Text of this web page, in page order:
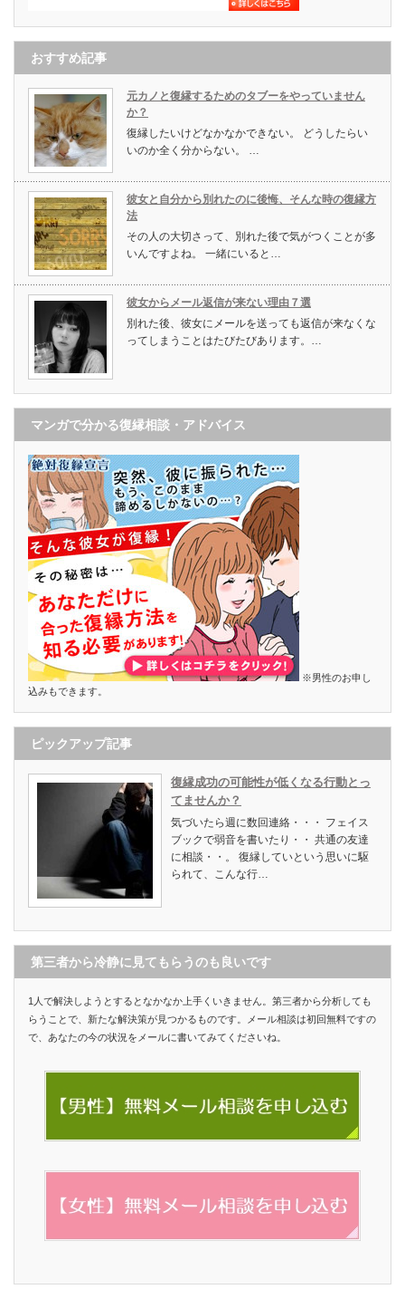
おすすめ記事
元カノと復縁するためのタブーをやっていません
か？
復縁したいけどなかなかできない。 どうしたらい
いのか全く分からない。 …
彼女と自分から別れたのに後悔、そんな時の復縁方
法
その人の大切さって、別れた後で気がつくことが多
いんですよね。 一緒にいると…
彼女からメール返信が来ない理由７選
別れた後、彼女にメールを送っても返信が来なくな
ってしまうことはたびたびあります。…
マンガで分かる復縁相談・アドバイス
※男性のお申し
込みもできます。
ピックアップ記事
復縁成功の可能性が低くなる行動とっ
てませんか？
気づいたら週に数回連絡・・・ フェイス
ブックで弱音を書いたり・・ 共通の友達
に相談・・。 復縁していという思いに駆
られて、こんな行…
第三者から冷静に見てもらうのも良いです
1人で解決しようとするとなかなか上手くいきません。第三者から分析しても
らうことで、新たな解決策が見つかるものです。メール相談は初回無料ですの
で、あなたの今の状況をメールに書いてみてくださいね。